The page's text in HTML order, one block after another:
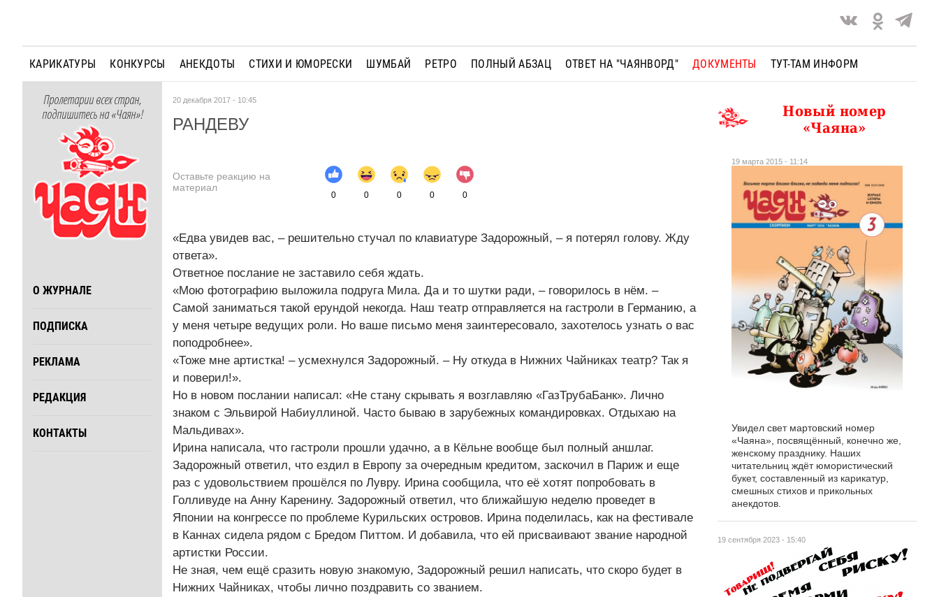
КАРИКАТУРЫ КОНКУРСЫ АНЕКДОТЫ СТИХИ И ЮМОРЕСКИ ШУМБАЙ РЕТРО ПОЛНЫЙ АБЗАЦ ОТВЕТ НА "ЧАЯНВОРД" ДОКУМЕНТЫ ТУТ-ТАМ ИНФОРМ
Пролетарии всех стран,
подпишитесь на «Чаян»!
О ЖУРНАЛЕ
ПОДПИСКА
РЕКЛАМА
РЕДАКЦИЯ
КОНТАКТЫ
20 декабря 2017 - 10:45
РАНДЕВУ
Оставьте реакцию на
материал
0 0 0 0 0
«Едва увидев вас, – решительно стучал по клавиатуре Задорожный, – я потерял голову. Жду
ответа».
Ответное послание не заставило себя ждать.
«Мою фотографию выложила подруга Мила. Да и то шутки ради, – говорилось в нём. –
Самой заниматься такой ерундой некогда. Наш театр отправляется на гастроли в Германию, а
у меня четыре ведущих роли. Но ваше письмо меня заинтересовало, захотелось узнать о вас
поподробнее».
«Тоже мне артистка! – усмехнулся Задорожный. – Ну откуда в Нижних Чайниках театр? Так я
и поверил!».
Но в новом послании написал: «Не стану скрывать я возглавляю «ГазТрубаБанк». Лично
знаком с Эльвирой Набиуллиной. Часто бываю в зарубежных командировках. Отдыхаю на
Мальдивах».
Ирина написала, что гастроли прошли удачно, а в Кёльне вообще был полный аншлаг.
Задорожный ответил, что ездил в Европу за очередным кредитом, заскочил в Париж и еще
раз с удовольствием прошёлся по Лувру. Ирина сообщила, что её хотят попробовать в
Голливуде на Анну Каренину. Задорожный ответил, что ближайшую неделю проведет в
Японии на конгрессе по проблеме Курильских островов. Ирина поделилась, как на фестивале
в Каннах сидела рядом с Бредом Питтом. И добавила, что ей присваивают звание народной
артистки России.
Не зная, чем ещё сразить новую знакомую, Задорожный решил написать, что скоро будет в
Нижних Чайниках, чтобы лично поздравить со званием.
19 сентября 2023 - 15:40
Новый номер
«Чаяна»
19 марта 2015 - 11:14
Увидел свет мартовский номер
«Чаяна», посвящённый, конечно же,
женскому празднику. Наших
читательниц ждёт юмористический
букет, составленный из карикатур,
смешных стихов и прикольных
анекдотов.